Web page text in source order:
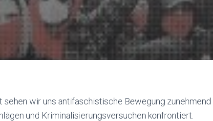
sehen wir uns antifaschistische Bewegung
und Kriminalisierungsversuchen konfrontiert.